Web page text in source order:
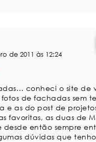
de 2011 às 12:24
conheci o site de
de fachadas sem
e as do post de
favoritas, as duas de
desde então sempre
dúvidas que